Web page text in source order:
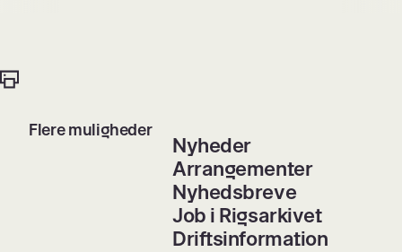
Flere muligheder
Nyheder
Arrangementer
Nyhedsbreve
Job i Rigsarkivet
Driftsinformation